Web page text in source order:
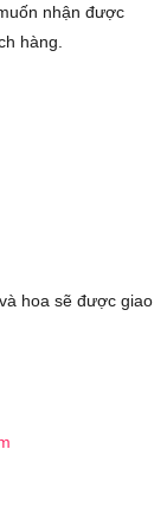
nhận được
hàng.
hoa sẽ được giao